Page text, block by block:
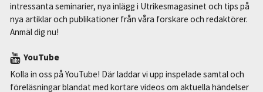
intressanta seminarier, nya inlägg i Utrikesmagasinet och tips på
nya artiklar och publikationer från våra forskare och redaktörer.
Anmäl dig nu!
YouTube
Kolla in oss på YouTube! Där laddar vi upp inspelade samtal och
föreläsningar blandat med kortare videos om aktuella händelser